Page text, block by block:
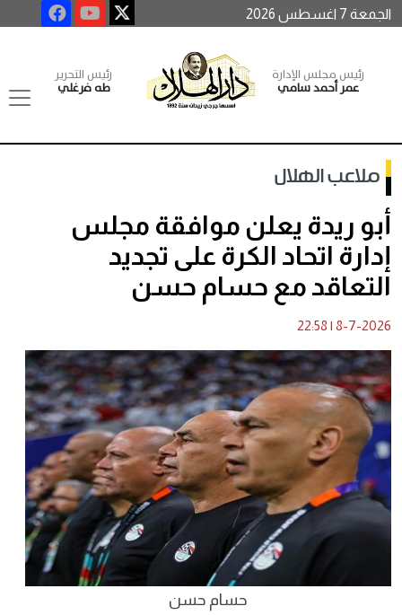
الجمعة 7 اغسطس 2026
رئيس مجلس الإدارة
عمر أحمد سامي
رئيس التحرير
طه فرغلي
ملاعب الهلال
أبو ريدة يعلن موافقة مجلس
إدارة اتحاد الكرة على تجديد
التعاقد مع حسام حسن
8-7-2026
|
22:58
حسام حسن